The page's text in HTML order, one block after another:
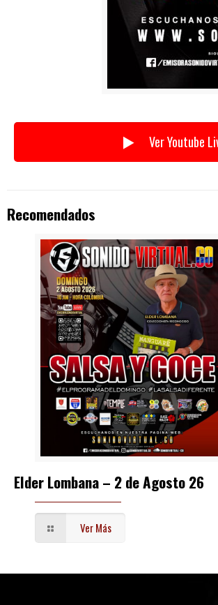
Ver Youtube
Recomendados
Elder Lombana – 2 de Agosto 26
Ver Más